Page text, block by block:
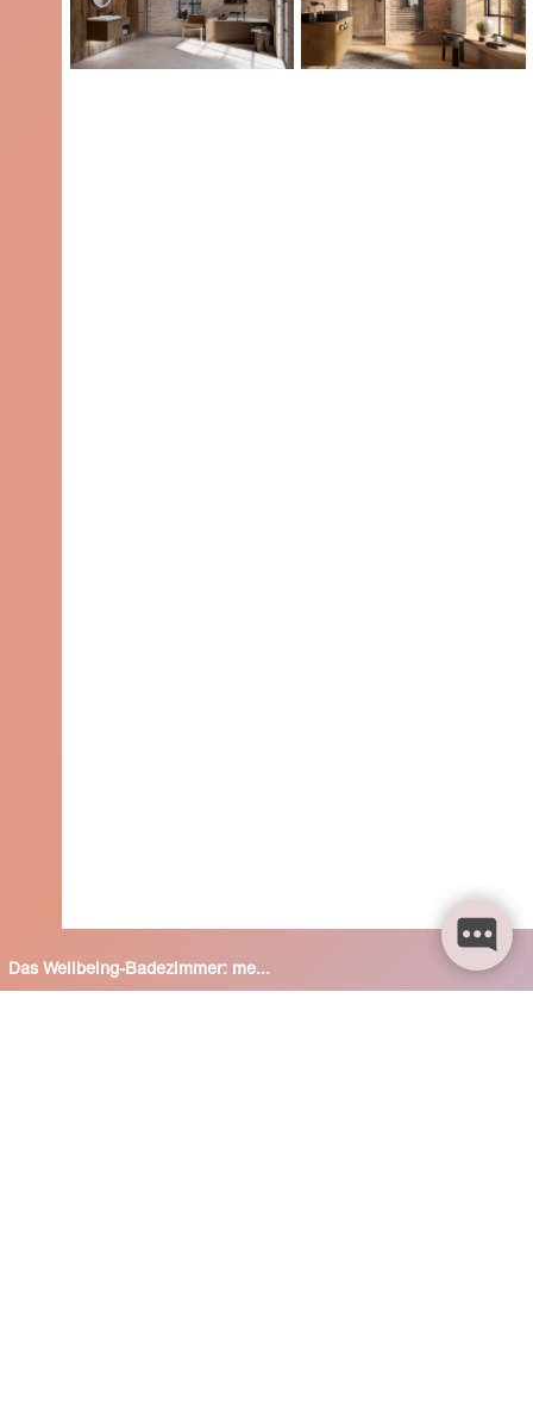
Das Wellbeing-Badezimmer: mehr als Wellness: